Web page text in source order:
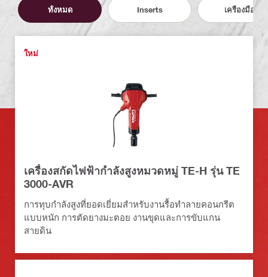
ทั้งหมด Inserts เครื่องมือ
ใหม่
เครื่องสกัดไฟฟ้ากำลังสูงหมวดหมู่ TE-H รุ่น TE
3000-AVR
การทุบกำลังสูงที่ยอดเยี่ยมสำหรับงานรื้อทำลายคอนกรีต
แบบหนัก การตัดยางมะตอย งานขุดและการขับแกน
สายดิน